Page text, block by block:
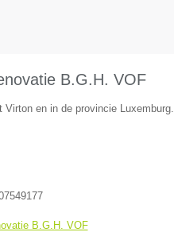
B.G.H. VOF
en in de provincie Luxemburg.
B.G.H. VOF